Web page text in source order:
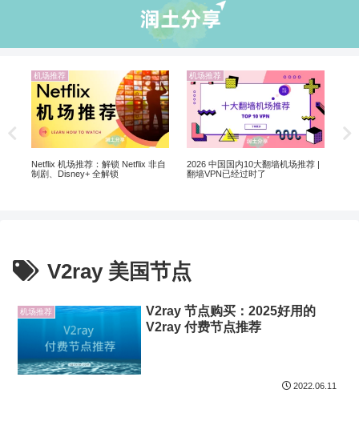
机场推荐
Netflix 机场推荐：解锁 Netflix 非自
制剧、Disney+ 全解锁
机场推荐
2026 中国国内10大翻墙机场推荐 |
翻墙VPN已经过时了
V2ray 美国节点
机场推荐
V2ray 节点购买：2025好用的
V2ray 付费节点推荐
2022.06.11